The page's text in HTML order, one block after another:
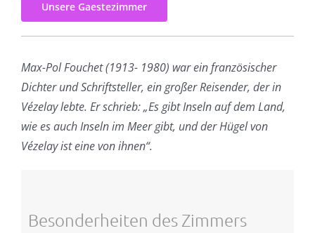
Unsere Gaestezimmer
Max-Pol Fouchet (1913- 1980) war ein französischer
Dichter und Schriftsteller, ein großer Reisender, der in
Vézelay lebte. Er schrieb: „Es gibt Inseln auf dem Land,
wie es auch Inseln im Meer gibt, und der Hügel von
Vézelay ist eine von ihnen“.
Besonderheiten des Zimmers